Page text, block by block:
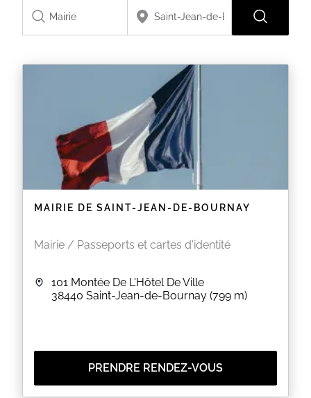
MAIRIE DE SAINT-JEAN-DE-BOURNAY
Mairie / Passeports et cartes d'identité
101 Montée De L'Hôtel De Ville
38440 Saint-Jean-de-Bournay (799 m)
PRENDRE RENDEZ-VOUS